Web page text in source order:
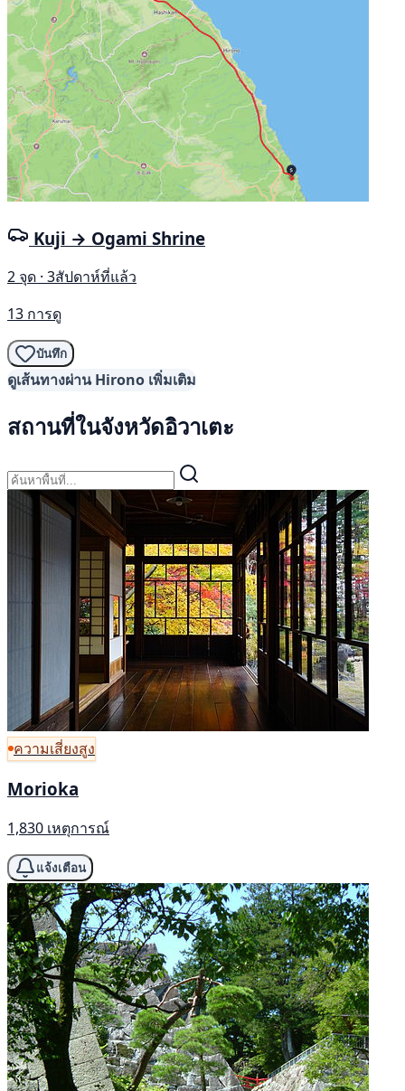
Kuji → Ogami Shrine
2 จุด · 3สัปดาห์ที่แล้ว
13 การดู
บันทึก
ดูเส้นทางผ่าน Hirono เพิ่มเติม
สถานที่ในจังหวัดอิวาเตะ
ความเสี่ยงสูง
Morioka
1,830 เหตุการณ์
แจ้งเตือน